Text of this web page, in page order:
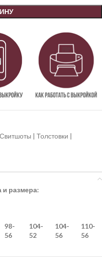
Свитшоты | Толстовки |
размера:
98-
56
104-
52
104-
56
110-
56